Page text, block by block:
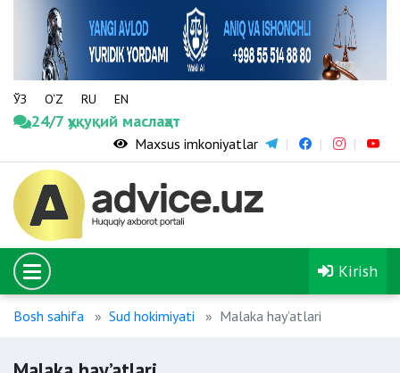
ЎЗ O‘Z RU EN
24/7 ҳуқуқий маслаҳат
Maxsus imkoniyatlar
Kirish
Bosh sahifa Sud hokimiyati Malaka hay’atlari